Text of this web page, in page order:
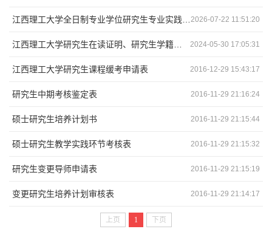
2026-07-22 11:51:20
2024-05-30 17:05:31
2016-12-29 15:43:17
江西理工大学研究生课程缓考申请表
2016-11-29 21:16:24
研究生中期考核鉴定表
2016-11-29 21:15:44
硕士研究生培养计划书
2016-11-29 21:15:32
硕士研究生教学实践环节考核表
2016-11-29 21:15:19
研究生变更导师申请表
2016-11-29 21:14:17
变更研究生培养计划审核表
上页 1 下页